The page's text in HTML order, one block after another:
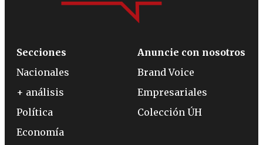
Secciones
Nacionales
+ análisis
Política
Economía
Anuncie con nosotros
Brand Voice
Empresariales
Colección ÚH